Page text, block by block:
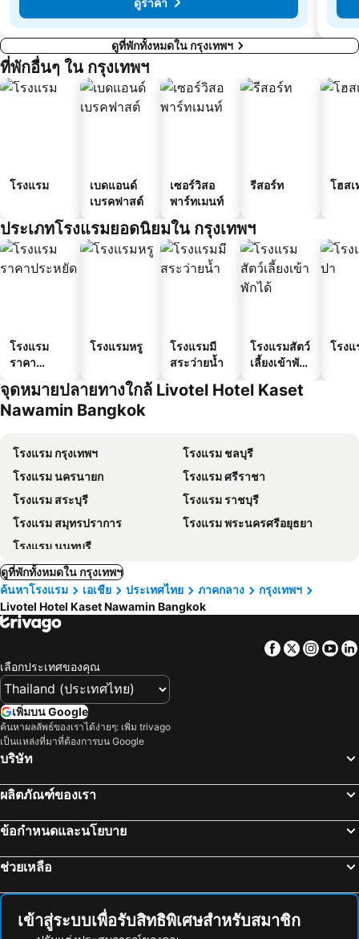
ดูที่พักทั้งหมดใน กรุงเทพฯ
ที่พักอื่นๆ ใน กรุงเทพฯ
โรงแรม
เบดแอนด์
เบรคฟาสต์
เซอร์วิสอ
พาร์ทเมนท์
รีสอร์ท โฮสเ
ประเภทโรงแรมยอดนิยมใน กรุงเทพฯ
โรงแรม
ราคา
โรงแรมหรู
โรงแรมมี
สระว่ายน้ำ
โรงแรมสัตว์
เลี้ยงเข้าพัก
โรง
จุดหมายปลายทางใกล้ Livotel Hotel Kaset
Nawamin Bangkok
โรงแรม กรุงเทพฯ
โรงแรม ชลบุรี
โรงแรม นครนายก
โรงแรม ศรีราชา
โรงแรม สระบุรี
โรงแรม ราชบุรี
โรงแรม สมุทรปราการ
โรงแรม พระนครศรีอยุธยา
โรงแรม นนทบุรี
ดูที่พักทั้งหมดใน กรุงเทพฯ
ค้นหาโรงแรม
เอเชีย ประเทศไทย ภาคกลาง
กรุงเทพฯ
Livotel Hotel Kaset Nawamin Bangkok
Facebook
Twitter
เลือกประเทศของคุณ
เพิ่มบน Google
ค้นหาผลลัพธ์ของเราได้ง่ายๆ: เพิ่ม trivago
เป็นแหล่งที่มาที่ต้องการบน Google
บริษัท
ผลิตภัณฑ์ของเรา
ข้อกำหนดและนโยบาย
ช่วยเหลือ
เข้าสู่ระบบเพื่อรับสิทธิพิเศษสำหรับสมาชิก